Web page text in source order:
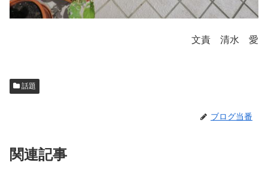
文責 清水 愛
話題
ブログ当番
関連記事